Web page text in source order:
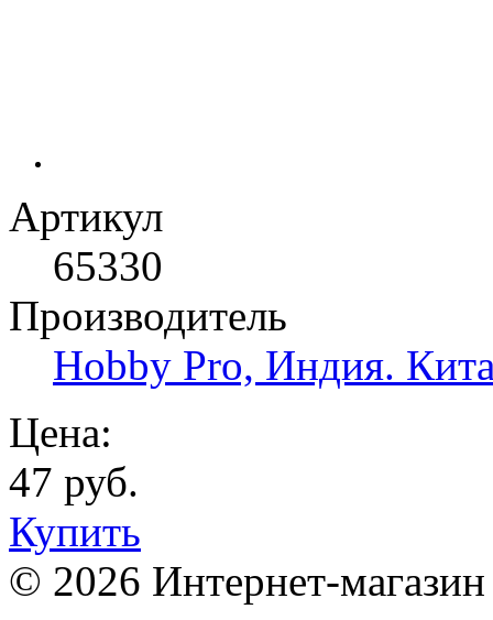
Артикул
65330
Производитель
Hobby Pro, Индия.
Цена:
47 руб.
Купить
© 2026 Интернет-